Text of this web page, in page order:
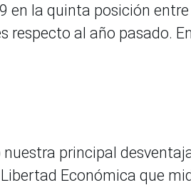
en la quinta posición
respecto al año pasado.
principal
Económica que